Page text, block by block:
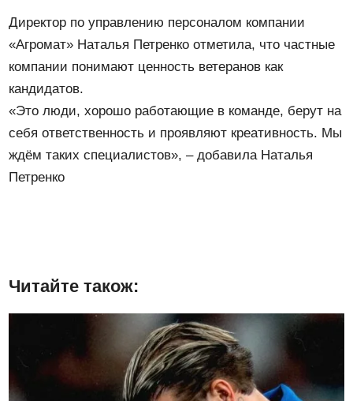
Директор по управлению персоналом компании
«Агромат» Наталья Петренко отметила, что частные
компании понимают ценность ветеранов как
кандидатов.
«Это люди, хорошо работающие в команде, берут на
себя ответственность и проявляют креативность. Мы
ждём таких специалистов», – добавила Наталья
Петренко
Читайте також: